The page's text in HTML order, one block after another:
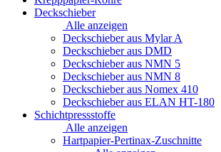
Deckschieber
Alle anzeigen
Deckschieber aus Mylar A
Deckschieber aus DMD
Deckschieber aus NMN 5
Deckschieber aus NMN 8
Deckschieber aus Nomex 410
Deckschieber aus ELAN HT-180
Schichtpressstoffe
Alle anzeigen
Hartpapier-Pertinax-Zuschnitte